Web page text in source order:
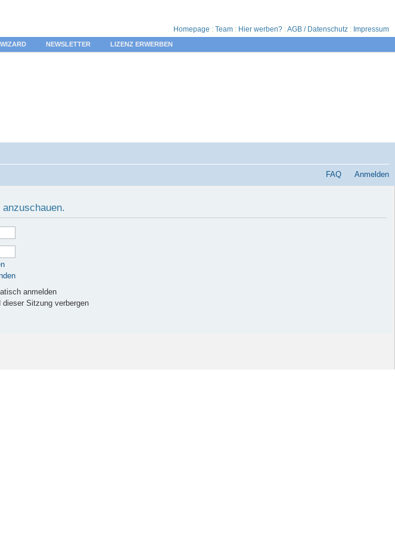
Homepage : Team : Hier werben? :AGB / Datenschutz : Impressum
NEWSLETTER LIZENZ ERWERBEN
FAQ Anmelden
anmelden
dieser Sitzung verbergen